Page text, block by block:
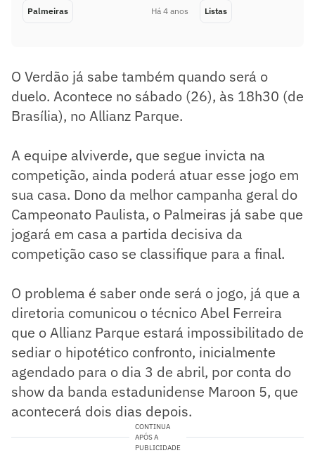
Palmeiras Há 4 anos Listas
O Verdão já sabe também quando será o
duelo. Acontece no sábado (26), às 18h30 (de
Brasília), no Allianz Parque.
A equipe alviverde, que segue invicta na
competição, ainda poderá atuar esse jogo em
sua casa. Dono da melhor campanha geral do
Campeonato Paulista, o Palmeiras já sabe que
jogará em casa a partida decisiva da
competição caso se classifique para a final.
O problema é saber onde será o jogo, já que a
diretoria comunicou o técnico Abel Ferreira
que o Allianz Parque estará impossibilitado de
sediar o hipotético confronto, inicialmente
agendado para o dia 3 de abril, por conta do
show da banda estadunidense Maroon 5, que
acontecerá dois dias depois.
CONTINUA
APÓS A
PUBLICIDADE